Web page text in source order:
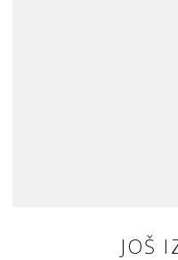
JOŠ